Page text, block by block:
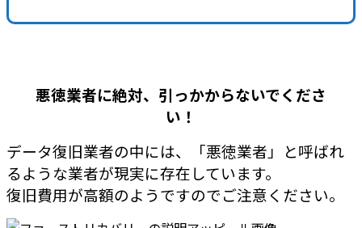
悪徳業者に絶対、引っかからないでくださ
い！
データ復旧業者の中には、「悪徳業者」と呼ばれ
るような業者が現実に存在しています。
復旧費用が高額のようですのでご注意ください。